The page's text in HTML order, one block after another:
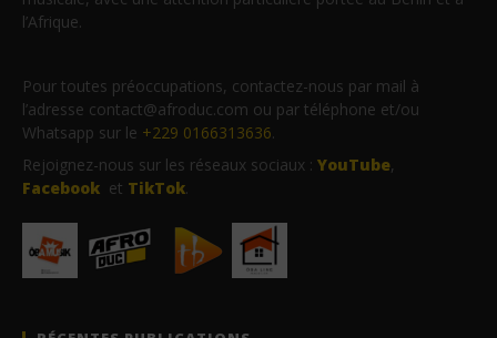
l’Afrique.
Pour toutes préoccupations, contactez-nous par mail à
l’adresse contact@afroduc.com ou par téléphone et/ou
Whatsapp sur le +229 0166313636.
Rejoignez-nous sur les réseaux sociaux : YouTube,
Facebook et TikTok.